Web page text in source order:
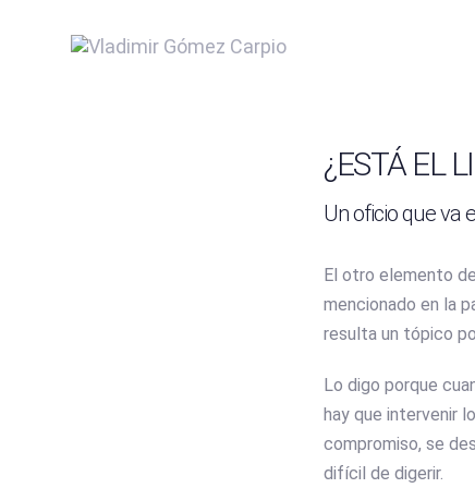
INICIO
¿ESTÁ EL
Un oficio que va
El otro elemento
mencionado en la
resulta un tópico
Lo digo porque
hay que intervenir
compromiso, se
difícil de digerir.